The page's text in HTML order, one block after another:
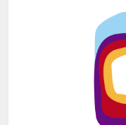
Crímenes del
(699)
(607)
neofranquismo